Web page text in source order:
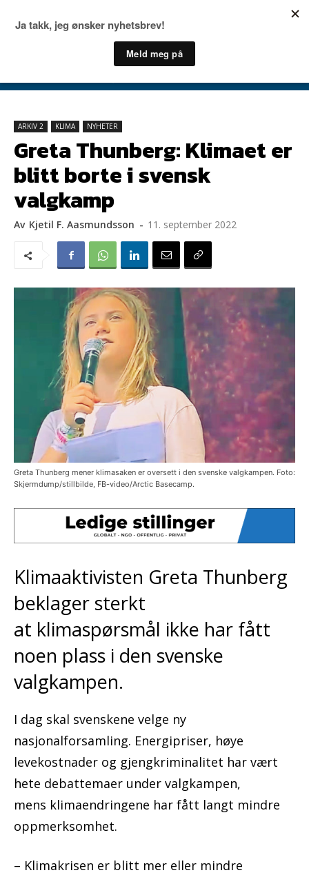
ARKIV 2 KLIMA NYHETER
Greta Thunberg: Klimaet er
blitt borte i svensk
valgkamp
Av Kjetil F. Aasmundsson - 11. september 2022
Greta Thunberg mener klimasaken er oversett i den svenske valgkampen. Foto:
Skjermdump/stillbilde, FB-video/Arctic Basecamp.
Klimaaktivisten Greta Thunberg
beklager sterkt
at klimaspørsmål ikke har fått
noen plass i den svenske
valgkampen.
I dag skal svenskene velge ny
nasjonalforsamling. Energipriser, høye
levekostnader og gjengkriminalitet har vært
hete debattemaer under valgkampen,
mens klimaendringene har fått langt mindre
oppmerksomhet.
– Klimakrisen er blitt mer eller mindre